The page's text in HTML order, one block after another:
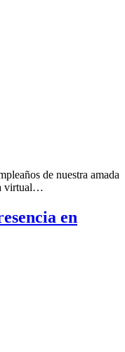
de nuestra amada
virtual…
en